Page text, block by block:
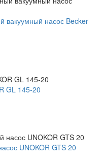
вакуумный насос Becker
GL 145-20
UNOKOR GTS 20